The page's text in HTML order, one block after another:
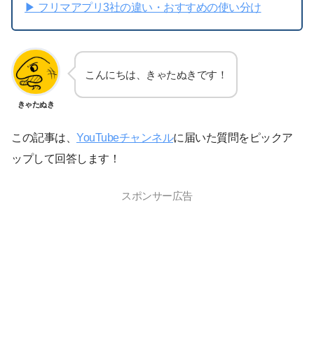
▶︎ フリマアプリ3社の違い・おすすめの使い分け
きゃたぬき
こんにちは、きゃたぬきです！
この記事は、 YouTubeチャンネルに届いた質問をピックア
ップして回答します！
スポンサー広告